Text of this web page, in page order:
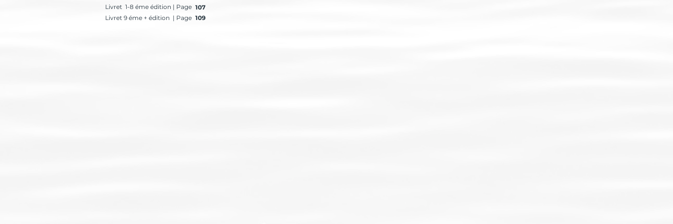
Livret 1-8 éme édition | Page 107
Livret 9 éme + édition | Page 109